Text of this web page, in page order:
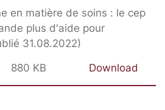
en matière de soins : le cep
plus d'aide pour
31.08.2022)
880 KB Download